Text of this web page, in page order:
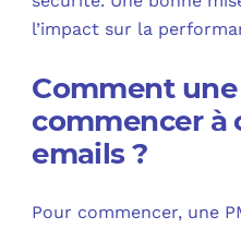
l’impact sur la
Comment
commencer à
emails ?
Pour commencer, une